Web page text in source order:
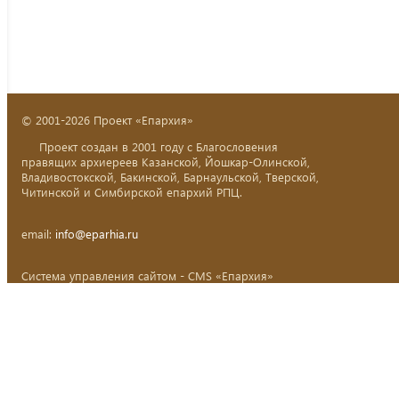
© 2001-2026 Проект «Епархия»
Проект создан в 2001 году с Благословения
правящих архиереев Казанской, Йошкар-Олинской,
Владивостокской, Бакинской, Барнаульской, Тверской,
Читинской и Симбирской епархий РПЦ.
email: info@eparhia.ru
Система управления сайтом - CMS «Епархия»